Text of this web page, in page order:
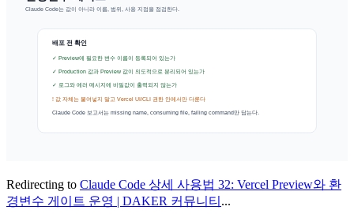
Redirecting to Claude Code 상세 사용법 32: Vercel Preview와 환
경변수 게이트 운영 | DAKER 커뮤니티 ...